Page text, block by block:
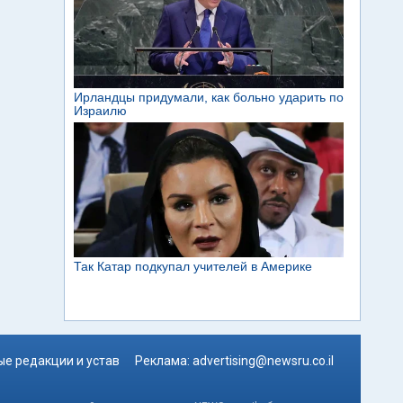
редакции и устав Реклама: advertising@newsru.co.il